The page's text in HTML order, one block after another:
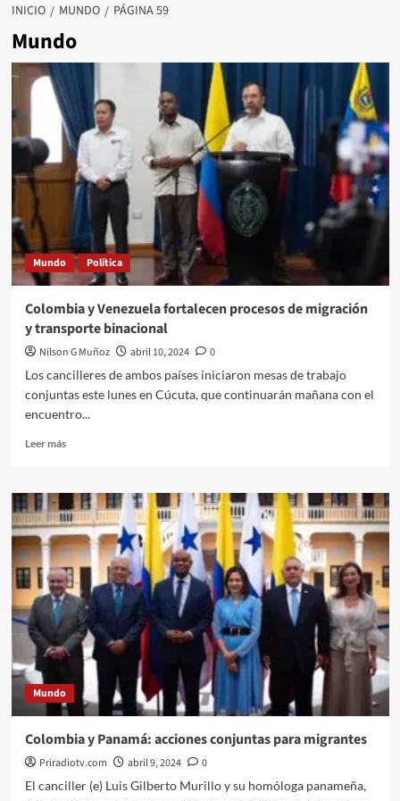
INICIO MUNDO PÁGINA 59
Mundo
Mundo Política
Colombia y Venezuela fortalecen procesos de migración
y transporte binacional
Nilson G Muñoz abril 10, 2024
0
Los cancilleres de ambos países iniciaron mesas de trabajo
conjuntas este lunes en Cúcuta, que continuarán mañana con el
encuentro...
Leer másLeer
Colombia
y
Venezuela
fortalecen
procesos
de
migración
transporte
binacional
Mundo
Colombia y Panamá: acciones conjuntas para migrantes
Priradiotv.com abril 9, 2024
0
El canciller (e) Luis Gilberto Murillo y su homóloga panameña,